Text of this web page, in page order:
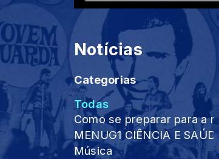
Notícias
Categorias
Todas
Como se preparar para a
MENUG1 CIÊNCIA E
Música